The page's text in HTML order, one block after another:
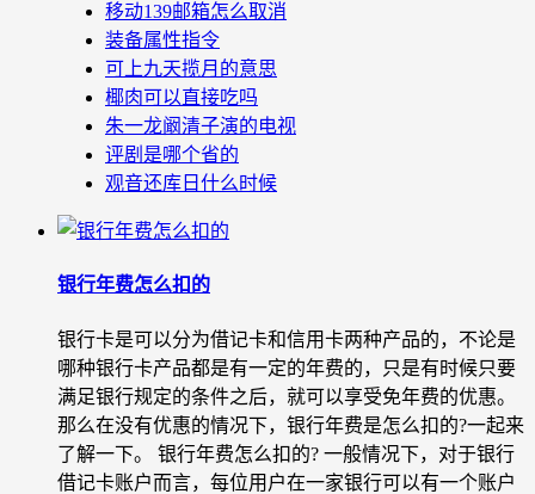
移动139邮箱怎么取消
装备属性指令
可上九天揽月的意思
椰肉可以直接吃吗
朱一龙阚清子演的电视
评剧是哪个省的
观音还库日什么时候
银行年费怎么扣的
银行卡是可以分为借记卡和信用卡两种产品的，不论是
哪种银行卡产品都是有一定的年费的，只是有时候只要
满足银行规定的条件之后，就可以享受免年费的优惠。
那么在没有优惠的情况下，银行年费是怎么扣的?一起来
了解一下。 银行年费怎么扣的? 一般情况下，对于银行
借记卡账户而言，每位用户在一家银行可以有一个账户